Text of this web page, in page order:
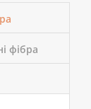
фібра